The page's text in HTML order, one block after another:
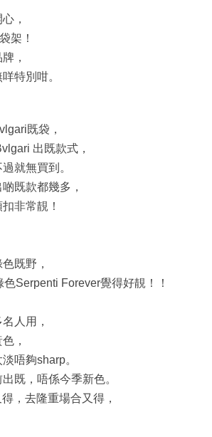
，
架！
，
特別咁。
既袋，
出既款式，
就無買到。
既款都幾多，
非常靚！
既野，
Serpenti Forever覺得好靚！！
人用，
，
唔夠sharp。
既，唔係今季新色。
，去隆重場合又得，